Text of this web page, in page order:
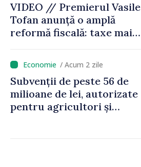
VIDEO // Premierul Vasile
Tofan anunță o amplă
reformă fiscală: taxe mai
mari pentru bănci, tutun și
jocurile de noroc
/ Acum 2 zile
Subvenții de peste 56 de
milioane de lei, autorizate
pentru agricultori și